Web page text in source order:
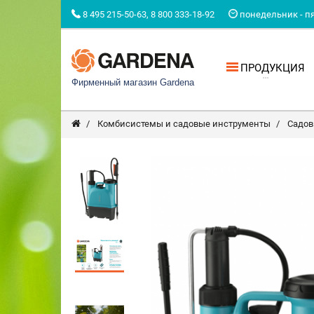
8 495 215-50-63, 8 800 333-18-92 понедельник -
Фирменный магазин Gardena
ПРОДУКЦИЯ
Комбисистемы и садовые инструменты